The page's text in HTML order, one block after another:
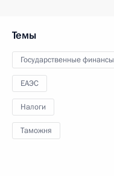
Темы
Государственные финансы
ЕАЭС
Налоги
Таможня